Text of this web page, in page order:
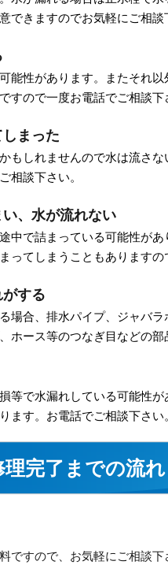
できますのでお気軽にご相談
能性があります。またそれ
すので一度お電話でご相談下
まった
もしれませんので水は流さ
相談下さい。
、水が流れない
中で詰まっている可能性があ
ってしまうこともありますの
する
場合、排水パイプ、ジャバ
ホース等のつなぎ目などの部
等で水漏れしている可能性
ます。お電話でご相談下さい
完了までの流れ
ですので、お気軽にご相談下